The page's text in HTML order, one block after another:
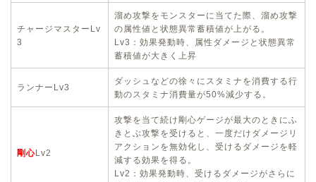
チャージマスターLv
3
溜め攻撃をモンスターに当てた際、溜め攻撃
の属性値と状態異常蓄積値が上がる。
Lv3：効果発動時、属性ダメージと状態異常
蓄積値が大きく上昇
ランナーLv3
ダッシュなどの徐々にスタミナを消費する行
動のスタミナ消費量が50%減少する。
剛心Lv2
攻撃を当て続け剛心ゲージが最大のときにふ
きとぶ攻撃を受けると、一度だけダメージリ
アクションを無効化し、受けるダメージを軽
減する効果を得る。
Lv2：効果発動時、受けるダメージがさらに